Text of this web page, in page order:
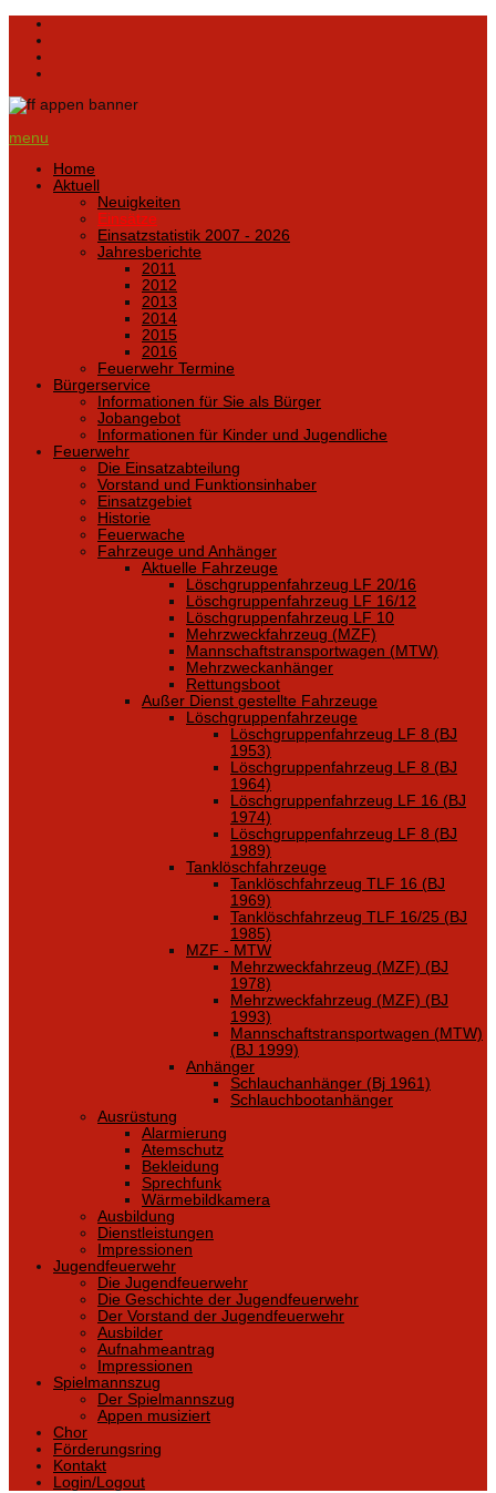
menu
Home
Aktuell
Neuigkeiten
Einsätze
Einsatzstatistik 2007 - 2026
Jahresberichte
2011
2012
2013
2014
2015
2016
Feuerwehr Termine
Bürgerservice
Informationen für Sie als Bürger
Jobangebot
Informationen für Kinder und Jugendliche
Feuerwehr
Die Einsatzabteilung
Vorstand und Funktionsinhaber
Einsatzgebiet
Historie
Feuerwache
Fahrzeuge und Anhänger
Aktuelle Fahrzeuge
Löschgruppenfahrzeug LF 20/16
Löschgruppenfahrzeug LF 16/12
Löschgruppenfahrzeug LF 10
Mehrzweckfahrzeug (MZF)
Mannschaftstransportwagen (MTW)
Mehrzweckanhänger
Rettungsboot
Außer Dienst gestellte Fahrzeuge
Löschgruppenfahrzeuge
Löschgruppenfahrzeug LF 8 (BJ
1953)
Löschgruppenfahrzeug LF 8 (BJ
1964)
Löschgruppenfahrzeug LF 16 (BJ
1974)
Löschgruppenfahrzeug LF 8 (BJ
1989)
Tanklöschfahrzeuge
Tanklöschfahrzeug TLF 16 (BJ
1969)
Tanklöschfahrzeug TLF 16/25 (BJ
1985)
MZF - MTW
Mehrzweckfahrzeug (MZF) (BJ
1978)
Mehrzweckfahrzeug (MZF) (BJ
1993)
Mannschaftstransportwagen (MTW)
(BJ 1999)
Anhänger
Schlauchanhänger (Bj 1961)
Schlauchbootanhänger
Ausrüstung
Alarmierung
Atemschutz
Bekleidung
Sprechfunk
Wärmebildkamera
Ausbildung
Dienstleistungen
Impressionen
Jugendfeuerwehr
Die Jugendfeuerwehr
Die Geschichte der Jugendfeuerwehr
Der Vorstand der Jugendfeuerwehr
Ausbilder
Aufnahmeantrag
Impressionen
Spielmannszug
Der Spielmannszug
Appen musiziert
Chor
Förderungsring
Kontakt
Login/Logout